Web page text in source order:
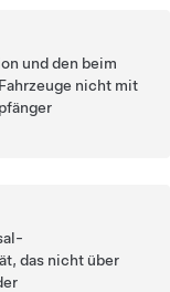
und den beim
nicht mit
das nicht über